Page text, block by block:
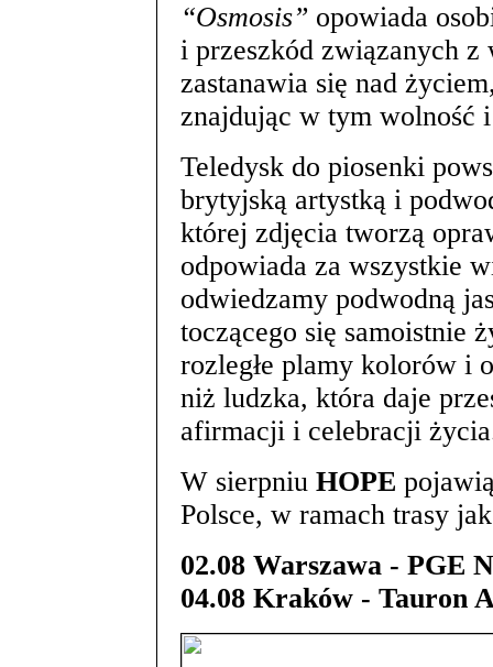
“Osmosis” opowiada
i przeszkód związanych z
zastanawia się nad
znajdując w tym wolność
Teledysk do piosenki
brytyjską artystką i
której zdjęcia tworzą
odpowiada za wszystkie
odwiedzamy podwodną
toczącego się samoistnie
rozległe plamy kolorów i
niż ludzka, która daje
afirmacji i celebracji
W sierpniu HOPE
Polsce, w ramach trasy
02.08 Warszawa - PGE
04.08 Kraków - Tauron